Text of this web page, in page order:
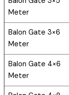
Meter
Balon Gate 3×6
Meter
Balon Gate 4×6
Meter